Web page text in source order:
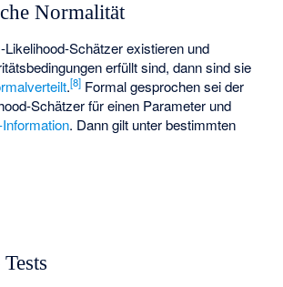
Normalität
Schätzer existieren und
erfüllt sind, dann sind sie
.[8] Formal gesprochen seider
Schätzer für einen Parameter und
. Dann gilt unter bestimmten